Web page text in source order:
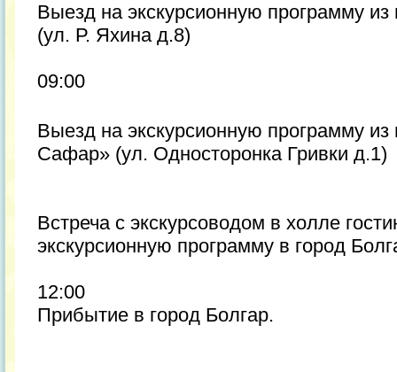
Выезд на экскурсионную программу из
(ул. Р. Яхина д.8)
09:00
Выезд на экскурсионную программу
Сафар» (ул. Односторонка Гривки д.1)
Встреча с экскурсоводом в холле
экскурсионную программу в город
12:00
Прибытие в город Болгар.